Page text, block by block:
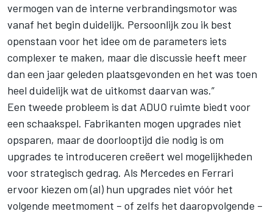
vermogen van de interne verbrandingsmotor was
vanaf het begin duidelijk. Persoonlijk zou ik best
openstaan voor het idee om de parameters iets
complexer te maken, maar die discussie heeft meer
dan een jaar geleden plaatsgevonden en het was toen
heel duidelijk wat de uitkomst daarvan was.”
Een tweede probleem is dat ADUO ruimte biedt voor
een schaakspel. Fabrikanten mogen upgrades niet
opsparen, maar de doorlooptijd die nodig is om
upgrades te introduceren creëert wel mogelijkheden
voor strategisch gedrag. Als Mercedes en Ferrari
ervoor kiezen om (al) hun upgrades niet vóór het
volgende meetmoment – of zelfs het daaropvolgende –